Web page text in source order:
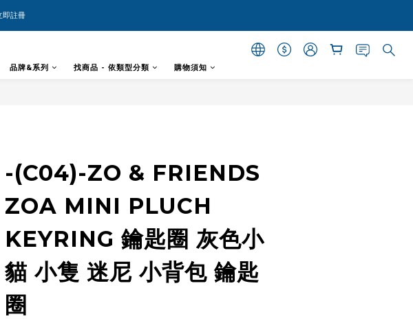
即註冊
品牌&系列 找商品 - 依類型分類 購物須知
-(C04)-ZO & FRIENDS
ZOA MINI PLUCH
KEYRING 鑰匙圈 灰色小
貓 小隻 迷尼 小背包 鑰匙
圈